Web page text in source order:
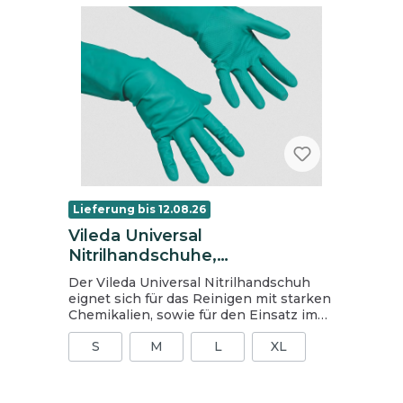
Lieferung bis 12.08.26
Vileda Universal
Nitrilhandschuhe,
chemikalienbeständig, grün,
Gr. XL (10), Der Vielseitige, CE-
Kategorie III
Der Vileda Universal Nitrilhandschuh
eignet sich für das Reinigen mit starken
Chemikalien, sowie für den Einsatz im
Umgang mit Lebensmitteln.
hervorragende Fingersensibilität
gefüttert mit reiner Baumwolle frei von
S M L XL